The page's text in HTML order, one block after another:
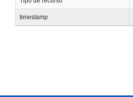
timestamp